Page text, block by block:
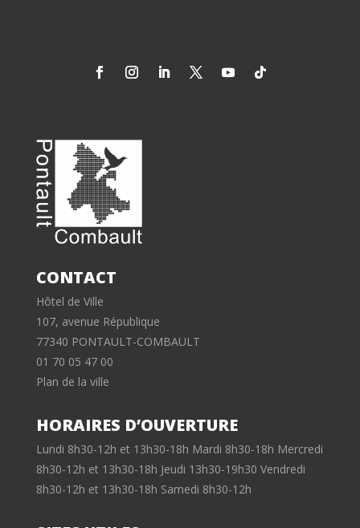
CONTACT
Hôtel de Ville
107, avenue République
77340 PONTAULT-COMBAULT
01 70 05 47 00
Plan de la ville
HORAIRES D’OUVERTURE
Lundi 8h30-12h et 13h30-18h Mardi 8h30-18h Mercredi
8h30-12h et 13h30-18h Jeudi 13h30-19h30 Vendredi
8h30-12h et 13h30-18h Samedi 8h30-12h